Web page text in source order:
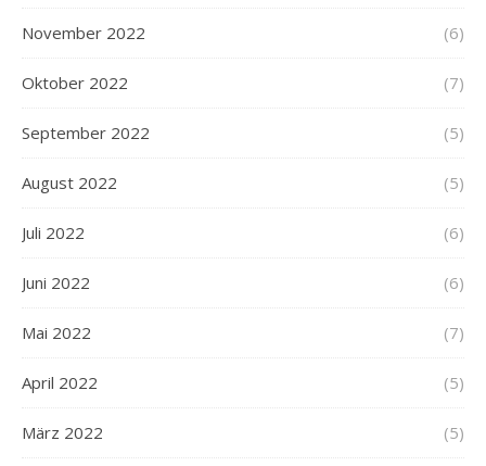
November 2022 (6)
Oktober 2022 (7)
September 2022 (5)
August 2022 (5)
Juli 2022 (6)
Juni 2022 (6)
Mai 2022 (7)
April 2022 (5)
März 2022 (5)